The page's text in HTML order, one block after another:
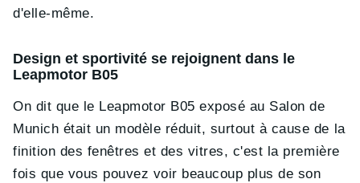
d'elle-même.
Design et sportivité se rejoignent dans le
Leapmotor B05
On dit que le Leapmotor B05 exposé au Salon de
Munich était un modèle réduit, surtout à cause de la
finition des fenêtres et des vitres, c'est la première
fois que vous pouvez voir beaucoup plus de son